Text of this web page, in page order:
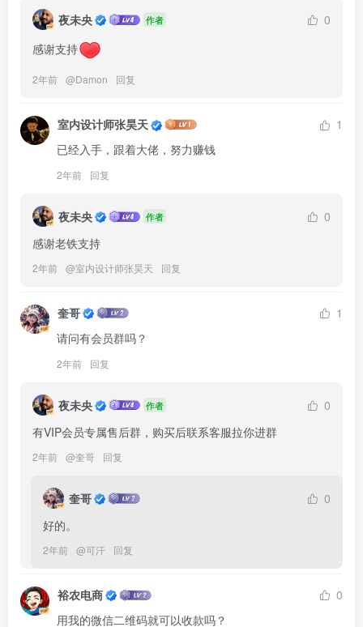
夜未央 作者
0
感谢支持
2年前 @Damon 回复
室内设计师张昊天
1
已经入手，跟着大佬，努力赚钱
2年前 回复
夜未央 作者
0
感谢老铁支持
2年前 @室内设计师张昊天 回复
奎哥
1
请问有会员群吗？
2年前 回复
夜未央 作者
0
有VIP会员专属售后群，购买后联系客服拉你进群
2年前 @奎哥 回复
奎哥
0
好的。
2年前 @可汗 回复
裕农电商
0
用我的微信二维码就可以收款吗？